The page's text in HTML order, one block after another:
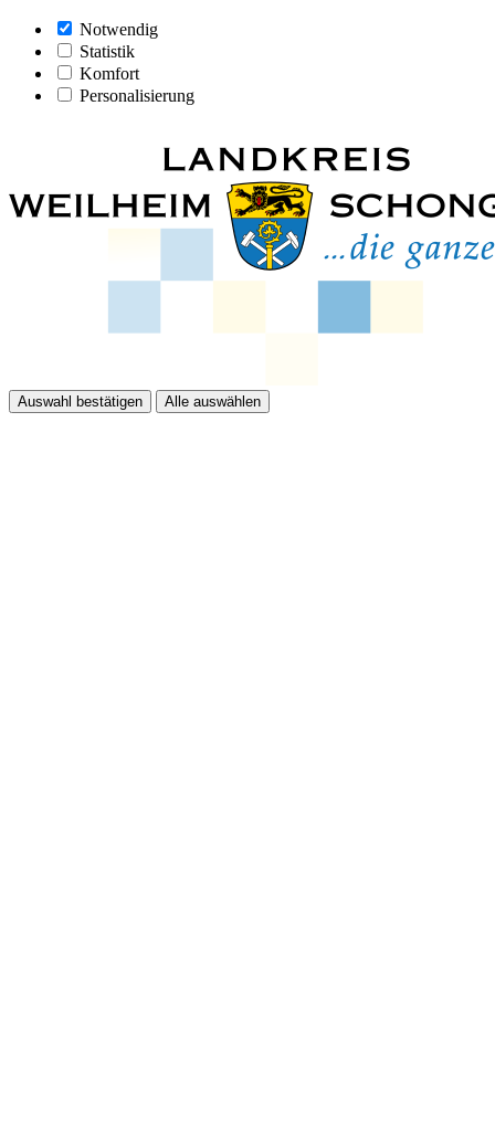
Notwendig
Statistik
Komfort
Personalisierung
Auswahl bestätigen Alle auswählen